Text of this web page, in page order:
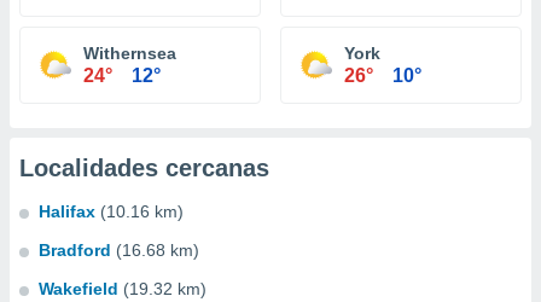
Withernsea
24° 12°
York
26° 10°
Localidades cercanas
Halifax (10.16 km)
Bradford (16.68 km)
Wakefield (19.32 km)